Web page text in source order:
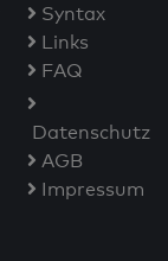
Syntax
Links
FAQ
Datenschutz
AGB
Impressum